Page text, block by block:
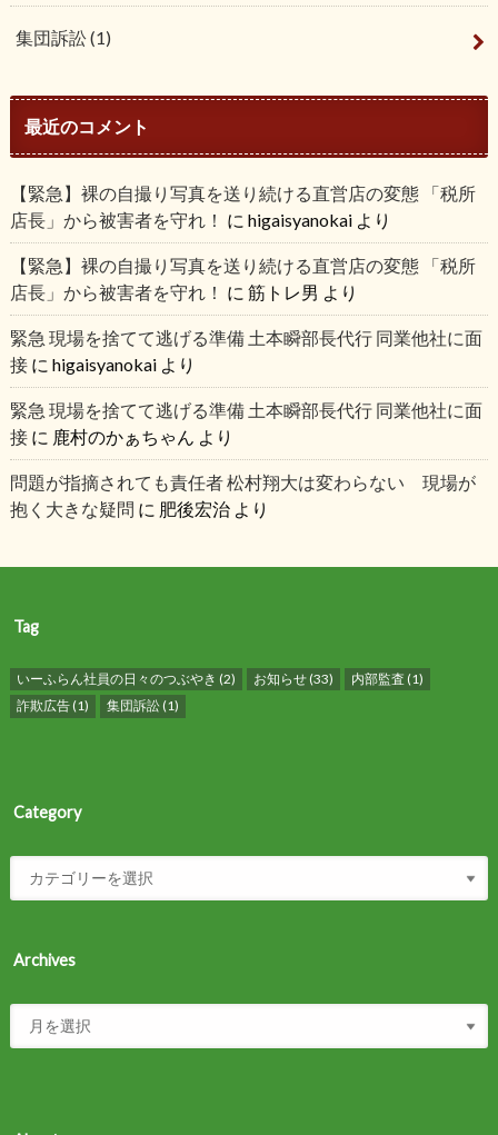
集団訴訟(1)
最近のコメント
【緊急】裸の自撮り写真を送り続ける直営店の変態 「税所
店長」から被害者を守れ！ に higaisyanokaiより
【緊急】裸の自撮り写真を送り続ける直営店の変態 「税所
店長」から被害者を守れ！ に 筋トレ男 より
緊急 現場を捨てて逃げる準備 土本瞬部長代行 同業他社に面
接に higaisyanokaiより
緊急 現場を捨てて逃げる準備 土本瞬部長代行 同業他社に面
接に 鹿村のかぁちゃん より
問題が指摘されても責任者 松村翔大は変わらない 現場が
抱く大きな疑問 に 肥後宏治より
Tag
いーふらん社員の日々のつぶやき (2) お知らせ(33) 内部監査 (1)
詐欺広告(1) 集団訴訟(1)
Category
Archives